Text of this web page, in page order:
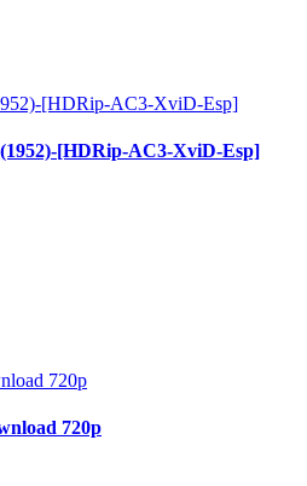
[HDRip-AC3-XviD-Esp]
[HDRip-AC3-XviD-Esp]
720p
720p